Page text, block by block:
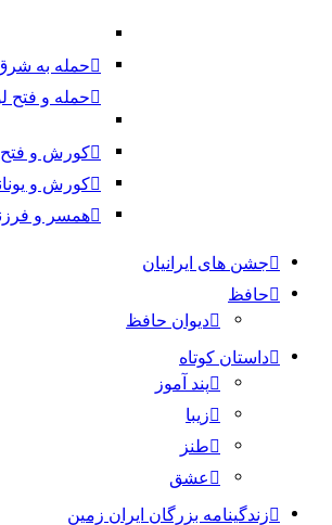
حمله به
حمله و فتح
کورش و فتح
کورش و
همسر و
جشن های ایرانیان
حافظ
دیوان حافظ
داستان کوتاه
پند آموز
زیبا
طنز
عشق
زندگینامه بزرگان ایران زمین